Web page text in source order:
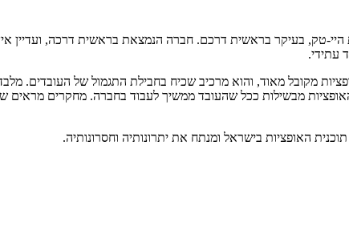
היי-טק, בעיקר בראשית דרכם. חברה הנמצאת בראשית דרכה, ועדיין
עתידי.
מקובל מאוד, והוא מרכיב שכיח בחבילת התגמול של העובדים.
מבשילות ככל שהעובד ממשיך לעבוד בחברה. מחקרים
האופציות בישראל ומנתח את יתרונותיה וחסרונותיה.